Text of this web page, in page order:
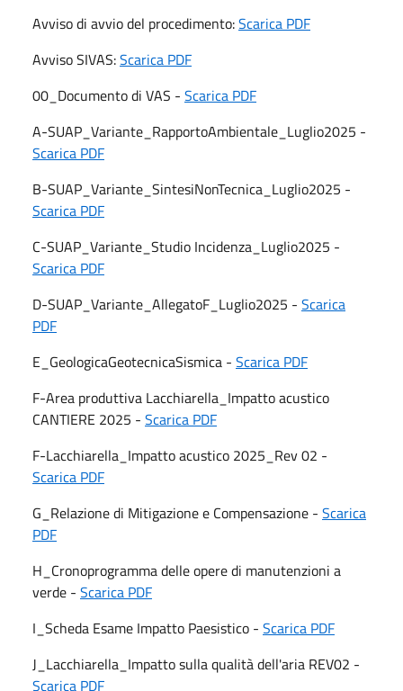
Avviso di avvio del procedimento:Scarica PDF
Avviso SIVAS:Scarica PDF
00_Documento di VAS - Scarica PDF
A-SUAP_Variante_RapportoAmbientale_Luglio2025 -
Scarica PDF
B-SUAP_Variante_SintesiNonTecnica_Luglio2025 -
Scarica PDF
C-SUAP_Variante_Studio Incidenza_Luglio2025 -
Scarica PDF
D-SUAP_Variante_AllegatoF_Luglio2025 - Scarica
PDF
E_GeologicaGeotecnicaSismica - Scarica PDF
F-Area produttiva Lacchiarella_Impatto acustico
CANTIERE 2025 - Scarica PDF
F-Lacchiarella_Impatto acustico 2025_Rev 02 -
Scarica PDF
G_Relazione di Mitigazione e Compensazione - Scarica
PDF
H_Cronoprogramma delle opere di manutenzioni a
verde - Scarica PDF
I_Scheda Esame Impatto Paesistico - Scarica PDF
J_Lacchiarella_Impatto sulla qualità dell'aria REV02 -
Scarica PDF